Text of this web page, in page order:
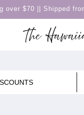
over $70 || Shipped